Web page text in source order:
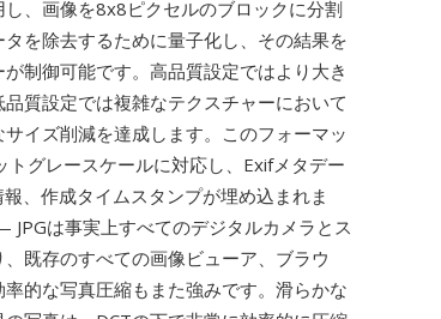
、画像を8x8ピクセルのブロックに分割
を除去するために量子化し、その結果を
制御可能です。高品質設定ではより大き
質設定では複雑なテクスチャーにおいて
イズ削減を達成します。このフォーマッ
グレースケールに対応し、Exifメタデー
、作成タイムスタンプが埋め込まれま
は事実上すべてのデジタルカメラとス
既存のすべての画像ビューア、ブラウ
的な写真圧縮もまた強みです。滑らかな